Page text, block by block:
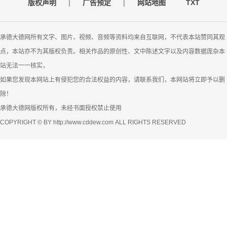
版权声明
| 广告预定 | 网站地图 TXT
承德大德网所有文字、图片、视频、音频等资料均来自互联网，不代表本站赞同其观
点，本站亦不为其版权负责。相关作品的原创性、文中陈述文字以及内容数据庞杂本
站无法一一核实，
如果您发现本网站上有侵犯您的合法权益的内容，请联系我们，本网站将立即予以删
除！
承德大德网版权所有，未经书面授权禁止使用
COPYRIGHT © BY http://www.cddew.com ALL RIGHTS RESERVED